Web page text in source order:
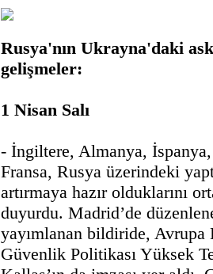
Rusya'nın Ukrayna'daki
gelişmeler:
1 Nisan Salı
- İngiltere, Almanya,
Fransa, Rusya üzerindeki
artırmaya hazır olduklarını
duyurdu. Madrid’de
yayımlanan bildiride,
Güvenlik Politikası Yüksek